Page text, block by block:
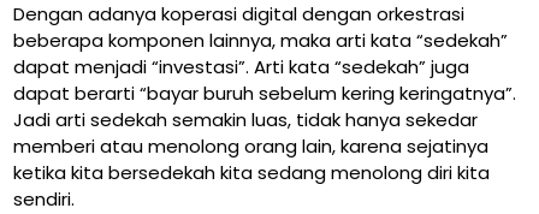
Dengan adanya koperasi digital dengan orkestrasi
beberapa komponen lainnya, maka arti kata “sedekah”
dapat menjadi “investasi”. Arti kata “sedekah” juga
dapat berarti “bayar buruh sebelum kering keringatnya”.
Jadi arti sedekah semakin luas, tidak hanya sekedar
memberi atau menolong orang lain, karena sejatinya
ketika kita bersedekah kita sedang menolong diri kita
sendiri.